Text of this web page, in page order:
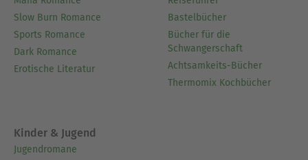
sein Geschenk wieder mit nachhause."
Ausblenden
Slow Burn Romance
Sports Romance
Dark Romance
Erotische Literatur
Bastelbücher
Bücher für die
Schwangerschaft
Achtsamkeits-Bücher
Thermomix Kochbücher
Kinder & Jugend
Jugendromane